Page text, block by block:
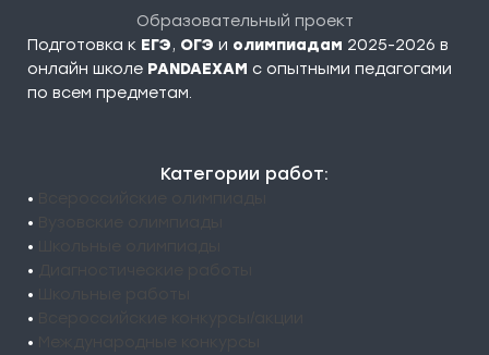
Образовательный проект
Подготовка к ЕГЭ, ОГЭ и олимпиадам 2025-2026 в
онлайн школе PANDAEXAM c опытными педагогами
по всем предметам.
Категории работ:
•
•
•
•
•
•
•